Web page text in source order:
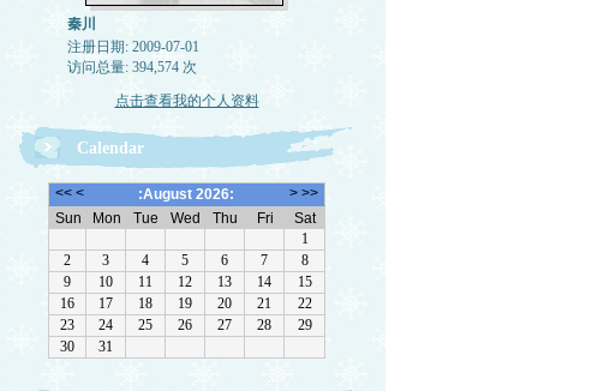
秦川
注册日期: 2009-07-01
访问总量: 394,574 次
点击查看我的个人资料
Calendar